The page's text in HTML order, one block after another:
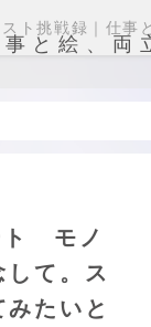
と絵、両
ト モノ
て。ス
みたいと
ト挑戦録｜仕事